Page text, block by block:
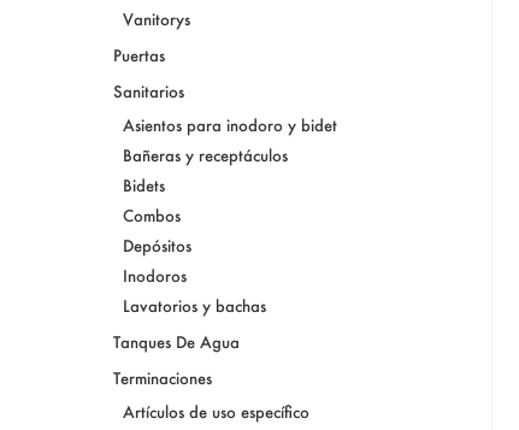
Vanitorys
Puertas
Sanitarios
Asientos para inodoro y bidet
Bañeras y receptáculos
Bidets
Combos
Depósitos
Inodoros
Lavatorios y bachas
Tanques De Agua
Terminaciones
Artículos de uso específico